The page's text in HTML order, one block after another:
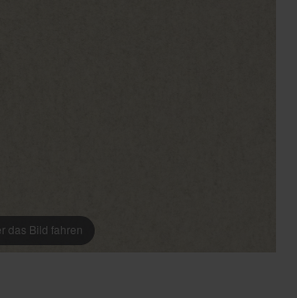
das Bild fahren